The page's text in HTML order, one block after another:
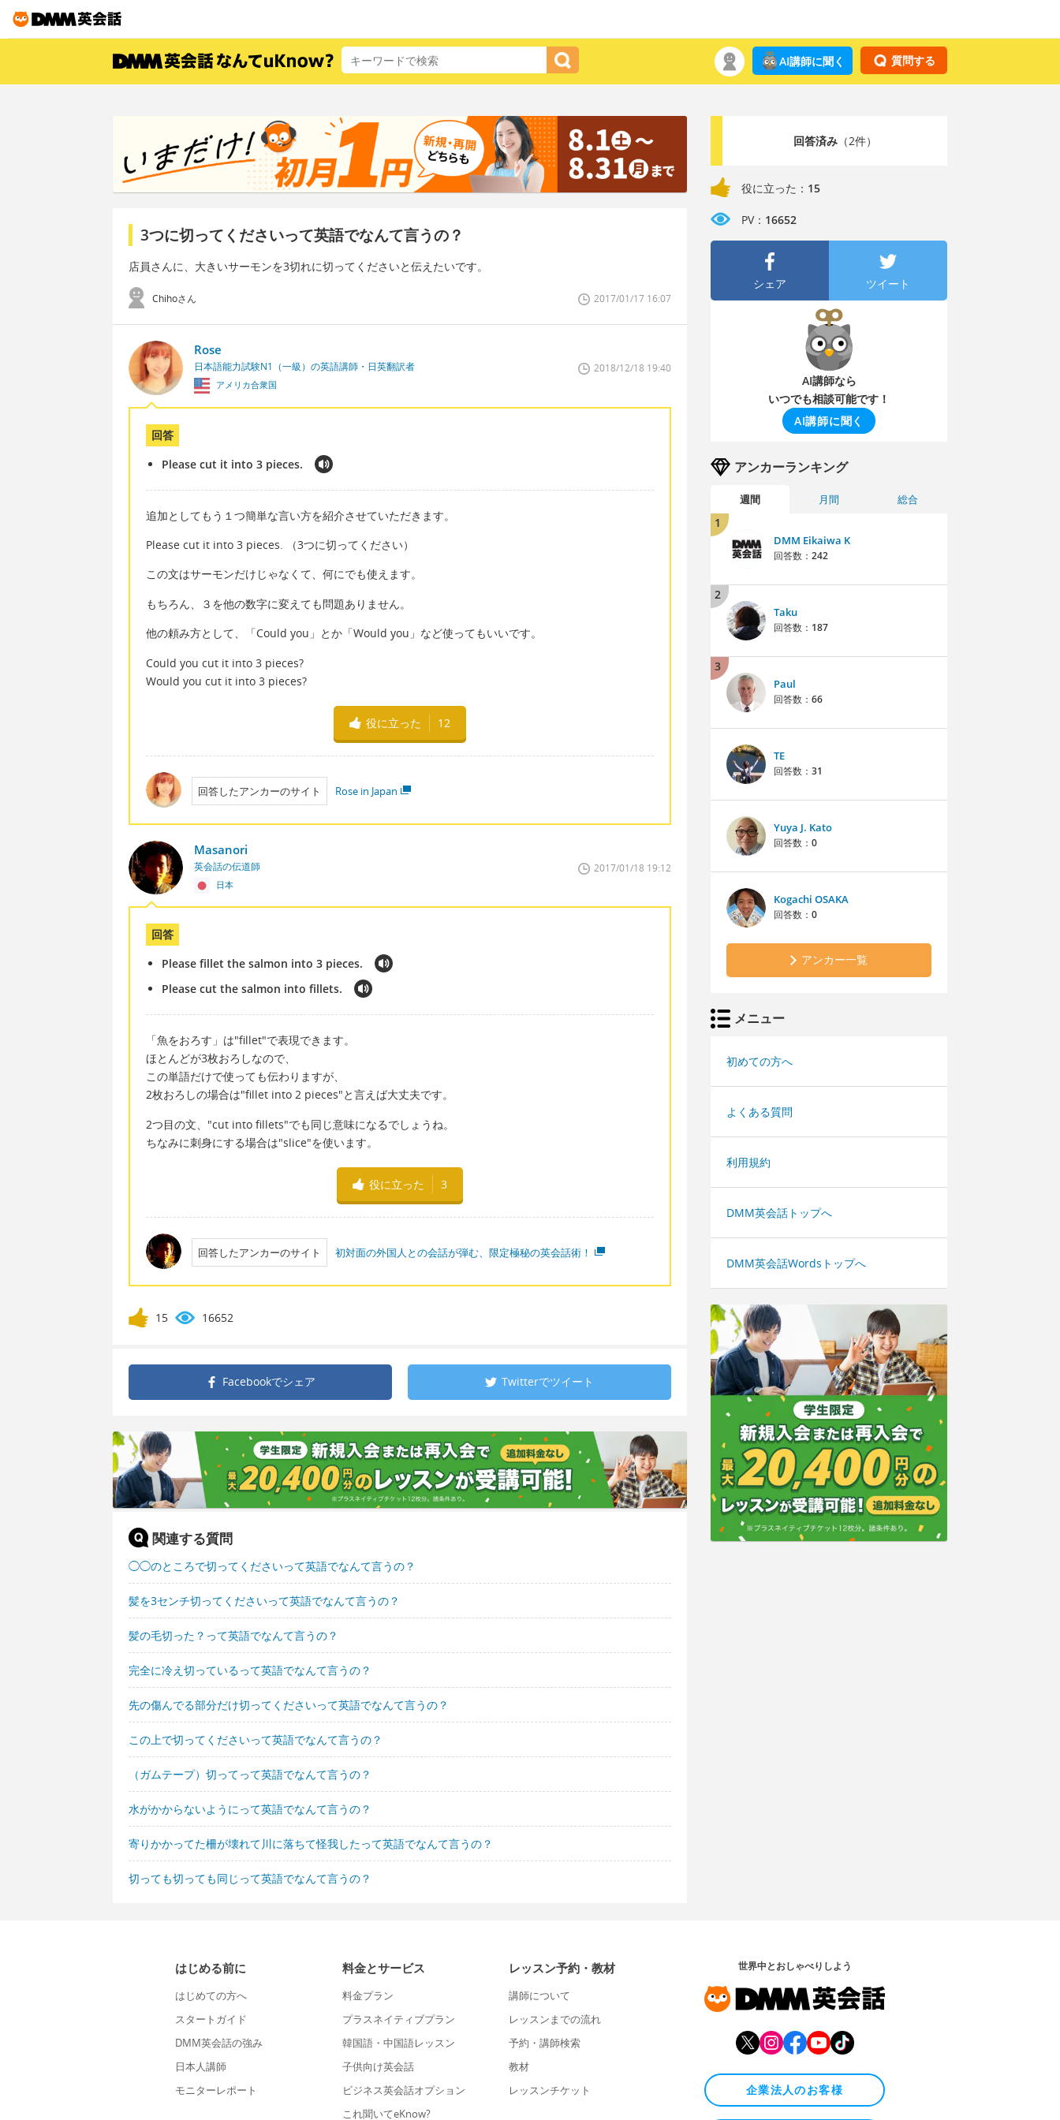
質問する
AI講師に聞く
3つに切ってくださいって英語でなんて言うの？
店員さんに、大きいサーモンを3切れに切ってくださいと伝えたいです。
Chihoさん 2017/01/17 16:07
Rose
日本語能力試験N1（一級）の英語講師・日英翻訳者
アメリカ合衆国
2018/12/18 19:40
回答
Please cut it into 3 pieces.
追加としてもう１つ簡単な言い方を紹介させていただきます。
Please cut it into 3 pieces. （3つに切ってください）
この文はサーモンだけじゃなくて、何にでも使えます。
もちろん、３を他の数字に変えても問題ありません。
他の頼み方として、「Could you」とか「Would you」など使ってもいいです。
Could you cut it into 3 pieces?
Would you cut it into 3 pieces?
役に立った 12
回答したアンカーのサイト Rose in Japan
Masanori
英会話の伝道師
日本
2017/01/18 19:12
回答
Please fillet the salmon into 3 pieces.
Please cut the salmon into fillets.
「魚をおろす」は"fillet"で表現できます。
ほとんどが3枚おろしなので、
この単語だけで使っても伝わりますが、
2枚おろしの場合は"fillet into 2 pieces"と言えば大丈夫です。
2つ目の文、"cut into fillets"でも同じ意味になるでしょうね。
ちなみに刺身にする場合は"slice"を使います。
役に立った 3
回答したアンカーのサイト 初対面の外国人との会話が弾む、限定極秘の英会話術！
15 16652
Facebookでシェア Twitterでツイート
関連する質問
◯◯のところで切ってくださいって英語でなんて言うの？
髪を3センチ切ってくださいって英語でなんて言うの？
髪の毛切った？って英語でなんて言うの？
完全に冷え切っているって英語でなんて言うの？
先の傷んでる部分だけ切ってくださいって英語でなんて言うの？
この上で切ってくださいって英語でなんて言うの？
（ガムテープ）切ってって英語でなんて言うの？
水がかからないようにって英語でなんて言うの？
寄りかかってた柵が壊れて川に落ちて怪我したって英語でなんて言うの？
切っても切っても同じって英語でなんて言うの？
回答済み（2件）
役に立った： 15
PV： 16652
シェア ツイート
AI講師なら
いつでも相談可能です！
AI講師に聞く
アンカーランキング
週間 月間 総合
1
DMM Eikaiwa K
回答数： 242
2
Taku
回答数： 187
3
Paul
回答数： 66
TE
回答数： 31
Yuya J. Kato
回答数： 0
Kogachi OSAKA
回答数： 0
アンカー一覧
メニュー
初めての方へ
よくある質問
利用規約
DMM英会話トップへ
DMM英会話Wordsトップへ
はじめる前に
はじめての方へ
スタートガイド
DMM英会話の強み
日本人講師
モニターレポート
料金とサービス
料金プラン
プラスネイティブプラン
韓国語・中国語レッスン
子供向け英会話
ビジネス英会話オプション
これ聞いてeKnow?
レッスン予約・教材
講師について
レッスンまでの流れ
予約・講師検索
教材
レッスンチケット
世界中とおしゃべりしよう
企業法人のお客様